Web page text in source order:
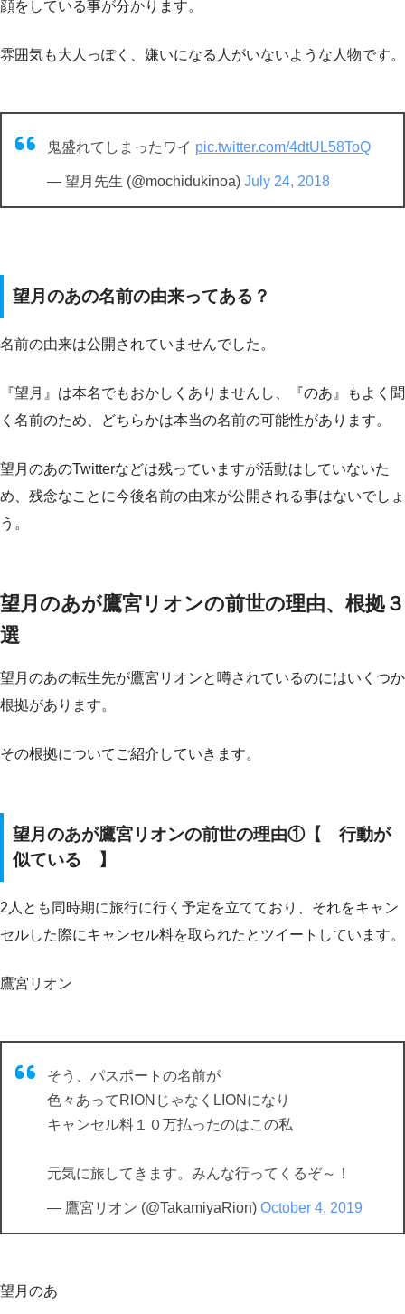
顔をしている事が分かります。
雰囲気も大人っぽく、嫌いになる人がいないような人物です。
鬼盛れてしまったワイ pic.twitter.com/4dtUL58ToQ
— 望月先生 (@mochidukinoa) July 24, 2018
望月のあの名前の由来ってある？
名前の由来は公開されていませんでした。
『望月』は本名でもおかしくありませんし、『のあ』もよく聞
く名前のため、どちらかは本当の名前の可能性があります。
望月のあのTwitterなどは残っていますが活動はしていないた
め、残念なことに今後名前の由来が公開される事はないでしょ
う。
望月のあが鷹宮リオンの前世の理由、根拠３
選
望月のあの転生先が鷹宮リオンと噂されているのにはいくつか
根拠があります。
その根拠についてご紹介していきます。
望月のあが鷹宮リオンの前世の理由①【 行動が
似ている 】
2人とも同時期に旅行に行く予定を立てており、それをキャン
セルした際にキャンセル料を取られたとツイートしています。
鷹宮リオン
そう、パスポートの名前が
色々あってRIONじゃなくLIONになり
キャンセル料１０万払ったのはこの私
元気に旅してきます。みんな行ってくるぞ～！
— 鷹宮リオン (@TakamiyaRion) October 4, 2019
望月のあ